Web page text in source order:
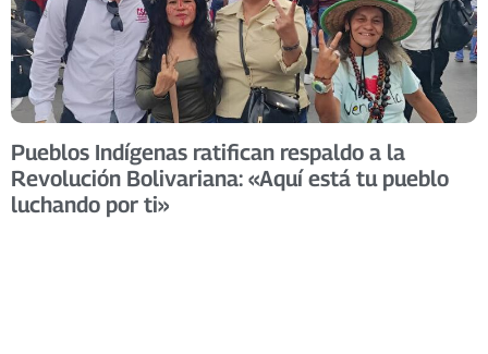
Pueblos Indígenas ratifican respaldo a la
Revolución Bolivariana: «Aquí está tu pueblo
luchando por ti»